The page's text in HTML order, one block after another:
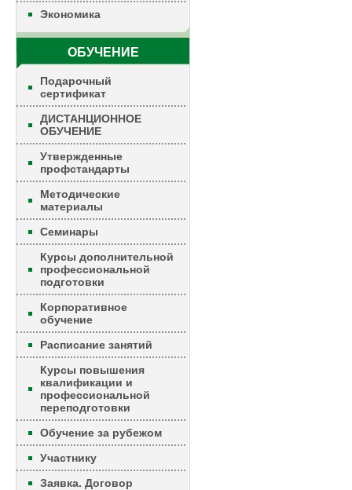
Экономика
ОБУЧЕНИЕ
Подарочный
сертификат
ДИСТАНЦИОННОЕ
ОБУЧЕНИЕ
Утвержденные
профстандарты
Методические
материалы
Семинары
Курсы дополнительной
профессиональной
подготовки
Корпоративное
обучение
Расписание занятий
Курсы повышения
квалификации и
профессиональной
переподготовки
Обучение за рубежом
Участнику
Заявка. Договор